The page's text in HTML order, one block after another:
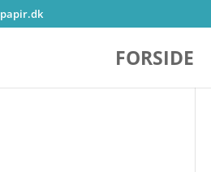
FORSIDE